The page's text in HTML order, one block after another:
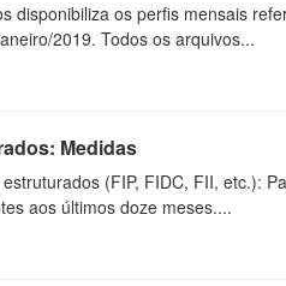
disponibiliza os perfis mensais
2019. Todos os arquivos...
Medidas
(FIP, FIDC, FII, etc.):
aos últimos doze meses....